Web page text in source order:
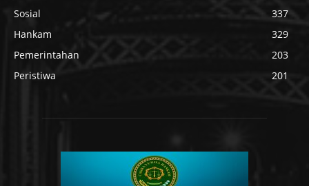
Sosial
337
Hankam
329
Pemerintahan
203
Peristiwa
201